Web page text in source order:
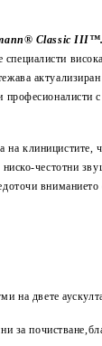
Classic III™.
специалисти
клиницистите,
честотни
на двете
за